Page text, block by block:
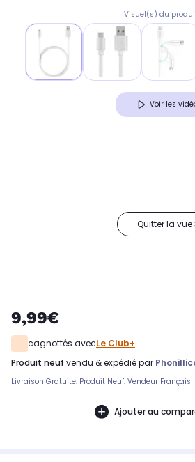
Visuel(s) du
Voir les
Quitter la vue
9,99€
cagnottés avecLe Club+
produit neuf vendu & expédié par
Livraison Gratuite. Produit Neuf. Vendeur Français
Ajouter au